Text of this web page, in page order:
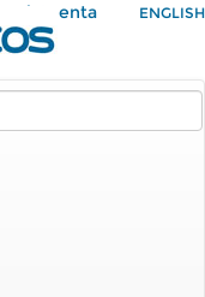
Mi Cuenta ENGLISH